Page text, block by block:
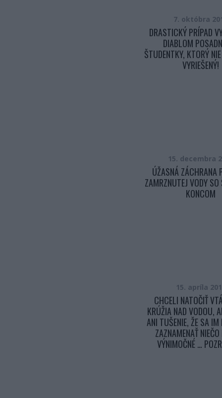
7. októbra
DRASTICKÝ PRÍPAD
DIABLOM
ŠTUDENTKY, KTORÝ
VYRIEŠENÝ!
15. decembra
ÚŽASNÁ ZÁCHRANA
ZAMRZNUTEJ VODY
KONCOM
15. apríla
CHCELI NATOČIŤ
KRÚŽIA NAD VODOU,
ANI TUŠENIE, ŽE SA IM
ZAZNAMENAŤ
VÝNIMOČNÉ …